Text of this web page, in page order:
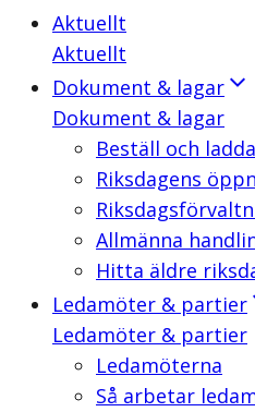
Aktuellt
Aktuellt
Dokument & lagar
Dokument & lagar
Beställ och
Riksdagens
Allmänna
Hitta äldre
Ledamöter & partier
Ledamöter & partier
Ledamöterna
Så arbetar